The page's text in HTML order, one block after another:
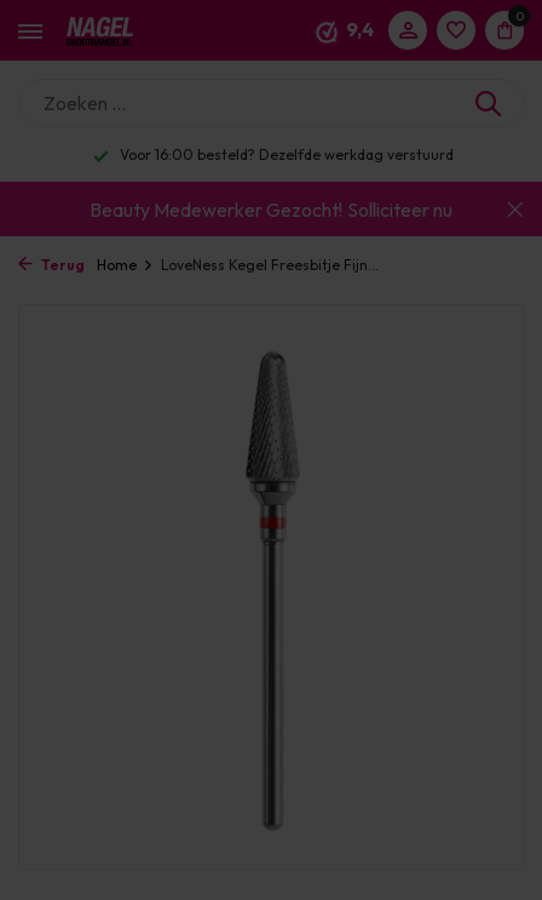
9,4
0
Voor 16:00 besteld? Dezelfde werkdag verstuurd
Beauty Medewerker Gezocht! Solliciteer nu
Terug Home LoveNess Kegel Freesbitje Fijn...